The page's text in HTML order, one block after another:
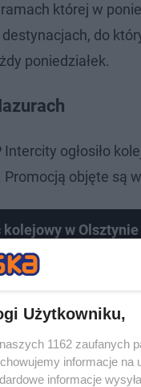
której w
do
poniedziałek.
ogłosiło
Promocją objęte
kolejowy w
Użytkowniku,
1162 zaufanych
informacje na
informacje